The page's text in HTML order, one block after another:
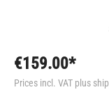
€159.00*
Prices incl. VAT plus